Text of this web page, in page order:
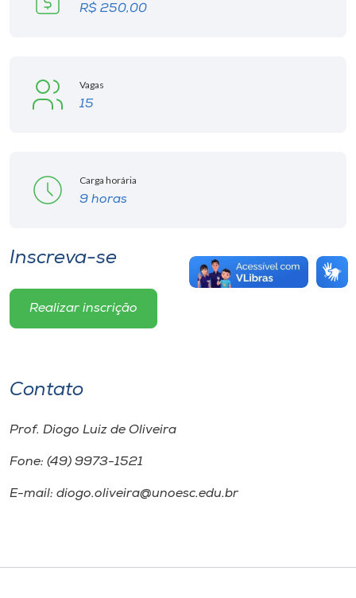
R$ 250,00
Vagas
15
Carga horária
9 horas
Inscreva-se
Realizar inscrição
Contato
Prof. Diogo Luiz de Oliveira
Fone: (49) 9973-1521
E-mail: diogo.oliveira@unoesc.edu.br